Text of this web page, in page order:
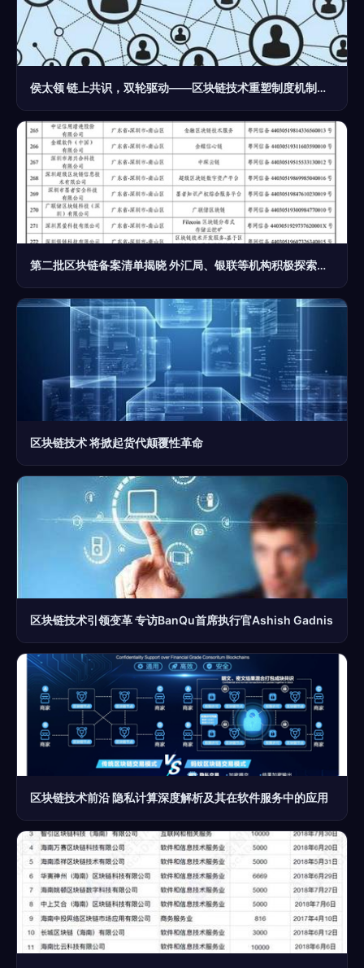
侯太领 链上共识，双轮驱动——区块链技术重塑制度机制的革新路径
第二批区块链备案清单揭晓 外汇局、银联等机构积极探索区块链应用
区块链技术 将掀起货代颠覆性革命
区块链技术引领变革 专访BanQu首席执行官Ashish Gadnis
区块链技术前沿 隐私计算深度解析及其在软件服务中的应用